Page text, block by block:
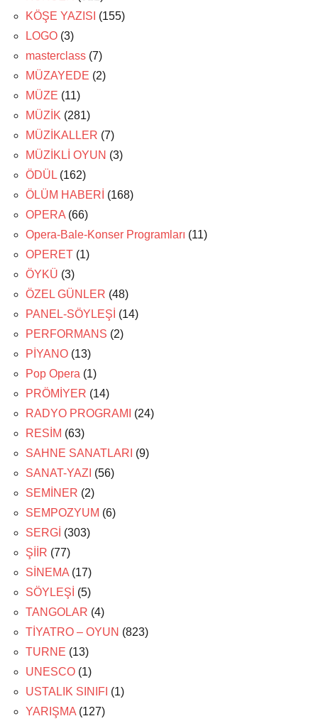
KÖŞE YAZISI (155)
LOGO (3)
masterclass (7)
MÜZAYEDE (2)
MÜZE (11)
MÜZİK (281)
MÜZİKALLER (7)
MÜZİKLİ OYUN (3)
ÖDÜL (162)
ÖLÜM HABERİ (168)
OPERA (66)
Opera-Bale-Konser Programları (11)
OPERET (1)
ÖYKÜ (3)
ÖZEL GÜNLER (48)
PANEL-SÖYLEŞİ (14)
PERFORMANS (2)
PİYANO (13)
Pop Opera (1)
PRÖMİYER (14)
RADYO PROGRAMI
(24)
RESİM (63)
SAHNE SANATLARI (9)
SANAT-YAZI (56)
SEMİNER (2)
SEMPOZYUM (6)
SERGİ (303)
ŞİİR (77)
SİNEMA (17)
SÖYLEŞİ (5)
TANGOLAR (4)
TİYATRO – OYUN (823)
TURNE (13)
UNESCO (1)
USTALIK SINIFI (1)
YARIŞMA (127)